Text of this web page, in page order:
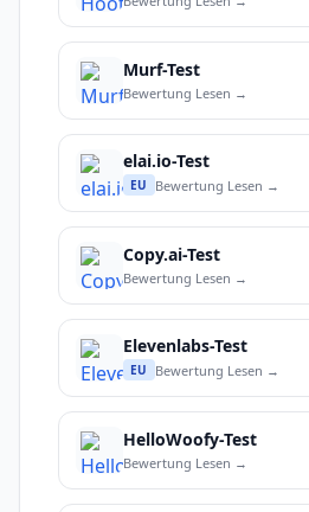
Murf-Test
Bewertung Lesen →
elai.io-Test
EU Bewertung Lesen →
Copy.ai-Test
Bewertung Lesen →
Elevenlabs-Test
EU Bewertung Lesen →
HelloWoofy-Test
Bewertung Lesen →